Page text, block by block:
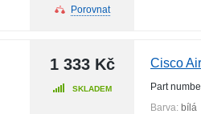
Porovnat
1 333 Kč
SKLADEM
Cisco
Part
Barva: bílá